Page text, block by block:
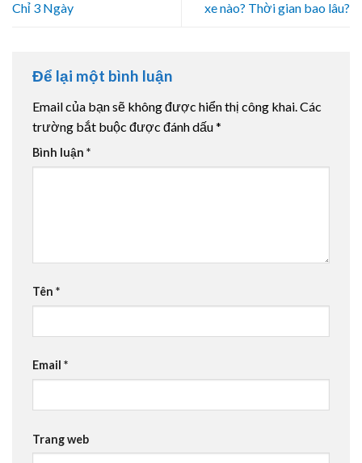
Chỉ 3 Ngày xe nào? Thời gian bao lâu?
Để lại một bình luận
Email của bạn sẽ không được hiển thị công khai.Các
trường bắt buộc được đánh dấu*
Bình luận *
Tên *
Email *
Trang web